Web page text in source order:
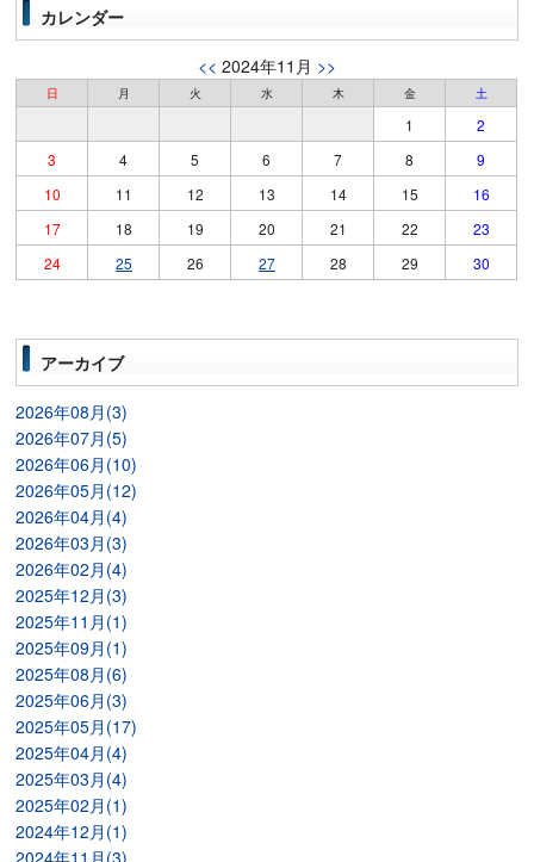
カレンダー
<< 2024年11月 >>
日 月 火 水 木 金 土
1
2
3
4 5 6 7 8
9
10
11 12 13 14 15
16
17
18 19 20 21 22
23
24
25 26 27 28 29 30
アーカイブ
2026年08月(3)
2026年07月(5)
2026年06月(10)
2026年05月(12)
2026年04月(4)
2026年03月(3)
2026年02月(4)
2025年12月(3)
2025年11月(1)
2025年09月(1)
2025年08月(6)
2025年06月(3)
2025年05月(17)
2025年04月(4)
2025年03月(4)
2025年02月(1)
2024年12月(1)